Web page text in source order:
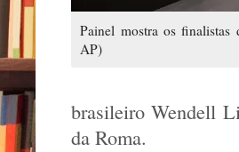
Painel mostra os
AP)
brasileiro Wendell
da Roma.